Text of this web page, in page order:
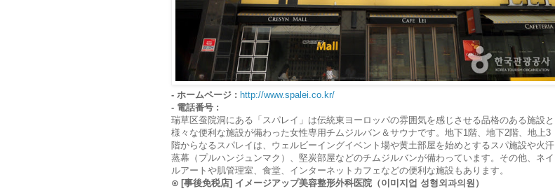
- ホームページ : http://www.spalei.co.kr/
- 電話番号 :
瑞草区蚕院洞にある「スパレイ」は伝統東ヨーロッパの雰囲気を感じさせる品格のある施設と
様々な便利な施設が備わった女性専用チムジルバン＆サウナです。地下1階、地下2階、地上3
階からなるスパレイは、ウェルビーイングイベント場や黄土部屋を始めとするスパ施設や火汗
蒸幕（プルハンジュンマク）、堅炭部屋などのチムジルバンが備わっています。その他、ネイ
ルアートや肌管理室、食堂、インターネットカフェなどの便利な施設もあります。
⊙ [事後免税店] イメージアップ美容整形外科医院（이미지업 성형외과의원）